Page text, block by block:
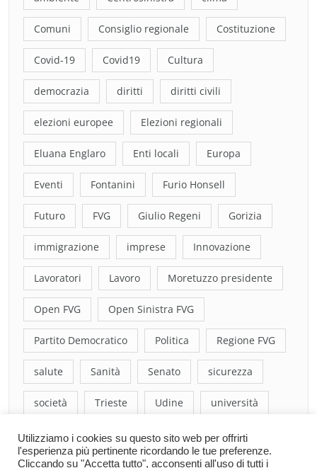
Comuni Consiglio regionale Costituzione
Covid-19 Covid19 Cultura
democrazia diritti diritti civili
elezioni europee Elezioni regionali
Eluana Englaro Enti locali Europa
Eventi Fontanini Furio Honsell
Futuro FVG Giulio Regeni Gorizia
immigrazione imprese Innovazione
Lavoratori Lavoro Moretuzzo presidente
Open FVG Open Sinistra FVG
Partito Democratico Politica Regione FVG
salute Sanità Senato sicurezza
società Trieste Udine università
Utilizziamo i cookies su questo sito web per offrirti
l'esperienza più pertinente ricordando le tue preferenze.
Cliccando su "Accetta tutto", acconsenti all'uso di tutti i